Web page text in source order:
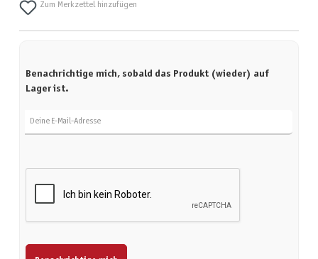
Zum Merkzettel hinzufügen
Benachrichtige mich, sobald das Produkt (wieder) auf
Lager ist.